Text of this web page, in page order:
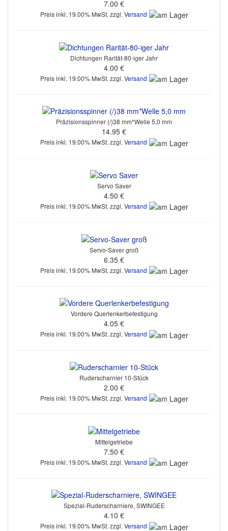
7.00 €
Preis inkl. 19.00% MwSt. zzgl. Versand
Dichtungen Rarität-80-iger Jahr
4.00 €
Preis inkl. 19.00% MwSt. zzgl. Versand
Präzisionsspinner (/)38 mm*Welle 5,0 mm
14.95 €
Preis inkl. 19.00% MwSt. zzgl. Versand
Servo Saver
4.50 €
Preis inkl. 19.00% MwSt. zzgl. Versand
Servo-Saver groß
6.35 €
Preis inkl. 19.00% MwSt. zzgl. Versand
Vordere Querlenkerbefestigung
4.05 €
Preis inkl. 19.00% MwSt. zzgl. Versand
Ruderscharnier 10-Stück
2.00 €
Preis inkl. 19.00% MwSt. zzgl. Versand
Mittelgetriebe
7.50 €
Preis inkl. 19.00% MwSt. zzgl. Versand
Spezial-Ruderscharniere, SWINGEE
4.10 €
Preis inkl. 19.00% MwSt. zzgl. Versand